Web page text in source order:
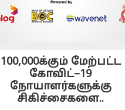
100,000க்கும் மேற்பட்ட
கோவிட்–19
நோயாளர்களுக்கு
சிகிச்சைகளை..